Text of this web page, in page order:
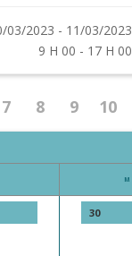
03/2023 - 11/03/2023
9 H 00 - 17 H 00
7 8 9 10
M
30